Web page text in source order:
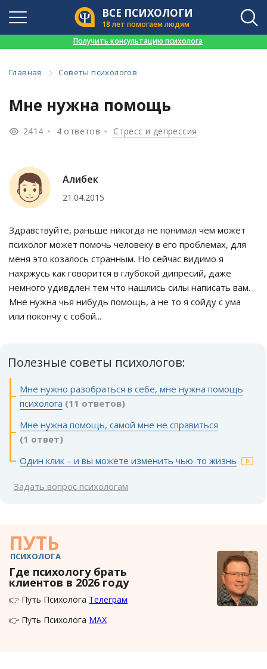
ВСЕ ПСИХОЛОГИ
18 лет помогаем людям
Получить консультацию психолога
Главная Советы психологов
Мне нужна помощь
2414 4 ответов Стресс и депрессия
Алибек
21.04.2015
Здравствуйте, раньше никогда не понимал чем может
психолог может помочь человеку в его проблемах, для
меня это козалось странным. Но сейчас видимо я
нахржусь как говорится в глубокой дипресий, даже
немного удивдлен тем что нашлись силы написать вам.
Мне нужна чья нибудь помощь, а не то я сойду с ума
или покончу с собой...
Полезные советы психологов:
Мне нужно разобраться в себе, мне нужна помощь
психолога (11 ответов)
Мне нужна помощь, самой мне не справиться
(1 ответ)
Один клик – и вы можете изменить чью-то жизнь
Задать вопрос психологам
ПУТЬ
ПСИХОЛОГА
Где психологу брать
клиентов в 2026 году
👉 Путь Психолога Телеграм
👉 Путь Психолога MAX